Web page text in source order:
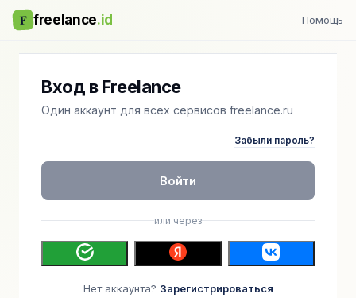
F freelance.id Помощь
Вход в Freelance
Один аккаунт для всех сервисов freelance.ru
Забыли пароль?
Войти
или через
Нет аккаунта? Зарегистрироваться